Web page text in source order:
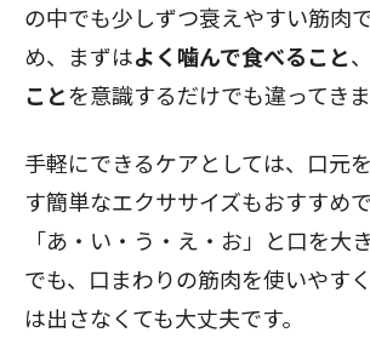
の中でも少しずつ衰えやすい筋肉
め、まずはよく噛んで食べること、
ことを意識するだけでも違ってきま
手軽にできるケアとしては、口元
す簡単なエクササイズもおすすめで
「あ・い・う・え・お」と口を大
でも、口まわりの筋肉を使いやす
は出さなくても大丈夫です。
閉じる